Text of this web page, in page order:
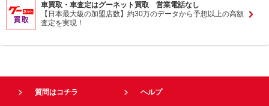
車買取・車査定はグーネット買取 営業電話なし
【日本最大級の加盟店数】約30万のデータから予想以上の高額
査定を実現！
質問はコチラ ヘルプ